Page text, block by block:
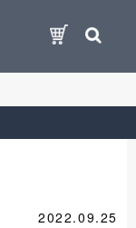
2022.09.25